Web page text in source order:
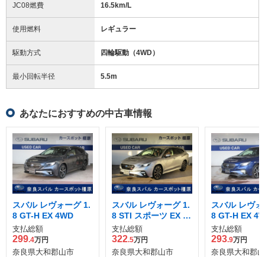
JC08燃費 16.5km/L
使用燃料 レギュラー
駆動方式 四輪駆動（4WD）
最小回転半径 5.5m
あなたにおすすめの中古車情報
スバル レヴォーグ 1.
8 GT-H EX 4WD
支払総額
299.4万円
奈良県大和郡山市
スバル レヴォーグ 1.
8 STI スポーツ EX 4
WD
支払総額
322.5万円
奈良県大和郡山市
スバル レヴ
8 GT-H EX
支払総額
293.9万円
奈良県大和郡